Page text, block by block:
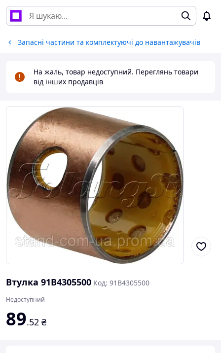
Запасні частини та комплектуючі до навантажувачів
На жаль, товар недоступний. Переглянь товари
від інших продавців
Втулка 91B4305500 Код: 91B4305500
Недоступний
89.52 ₴